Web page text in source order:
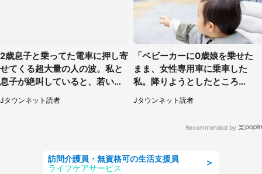
2歳息子と乗ってた電車に押し寄
せてくる超大量の人の波。私と
息子が絶叫していると、若いカ
ップルの乗客が...（東京都・60
代女性）
Jタウンネット読者
「ベビーカーに0歳娘を乗せた
まま、女性専用車に乗車した
私。降りようとしたところ
で...」（大阪府・30代女性）
Jタウンネット読者
Recommended by
＞
訪問介護員・無資格可の生活支援員
ライフケアサービス